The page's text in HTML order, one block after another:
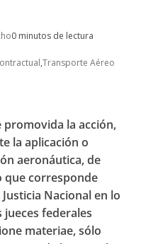
0 minutos de lectura
,Transporte Aéreo
promovida la acción,
la aplicación o
aeronáutica, de
que corresponde
Nacional en lo
jueces federales
materiae, sólo